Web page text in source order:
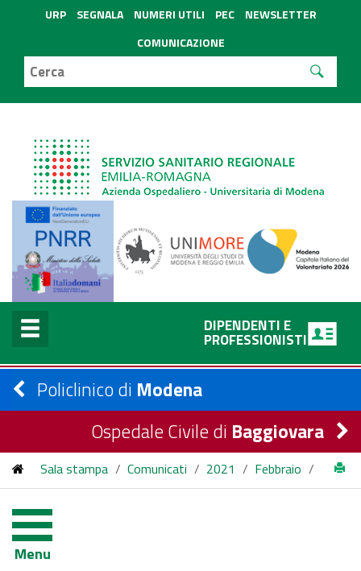
URP SEGNALA NUMERI UTILI PEC
NEWSLETTER
COMUNICAZIONE
DIPENDENTI E
PROFESSIONISTI
Policlinico di Modena
Ospedale Civile di Baggiovara
Sala stampa / Comunicati / 2021 / Febbraio /
dell'Oncologia e dell'Ematologia di Modena
Menu